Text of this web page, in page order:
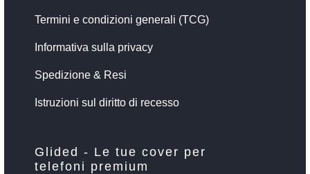
Termini e condizioni generali (TCG)
Informativa sulla privacy
Spedizione & Resi
Istruzioni sul diritto di recesso
Glided - Le tue cover per
telefoni premium